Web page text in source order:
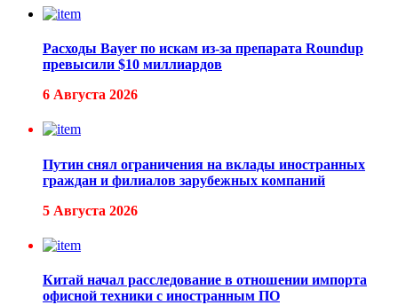
Расходы Bayer по искам из-за препарата Roundup
превысили $10 миллиардов
6 Августа 2026
Путин снял ограничения на вклады иностранных
граждан и филиалов зарубежных компаний
5 Августа 2026
Китай начал расследование в отношении импорта
офисной техники с иностранным ПО